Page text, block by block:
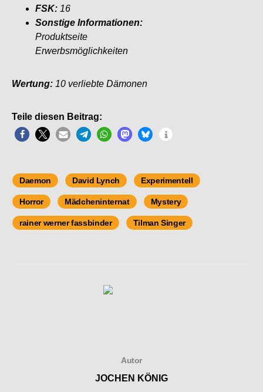
FSK: 16
Sonstige Informationen:
Produktseite
Erwerbsmöglichkeiten
Wertung: 10 verliebte Dämonen
Teile diesen Beitrag:
Daemon David Lynch Experimentell
Horror Mädcheninternat Mystery
rainer werner fassbinder Tilman Singer
Autor
JOCHEN KÖNIG